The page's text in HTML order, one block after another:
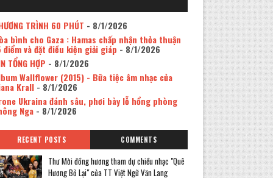
TRÌNH 60 PHÚT - 8/1/2026
bình cho Gaza : Hamas chấp nhận thỏa thuận
điểm và đặt điều kiện giải giáp - 8/1/2026
TỔNG HỢP - 8/1/2026
Wallflower (2015) - Bữa tiệc âm nhạc của
Krall- 8/1/2026
Ukraina đánh sâu, phơi bày lỗ hổng phòng
Nga- 8/1/2026
RECENT POSTS COMMENTS
Thư Mời đồng hương tham dự chiều nhạc "Quê
Hương Bỏ Lại" của TT Việt Ngữ Văn Lang